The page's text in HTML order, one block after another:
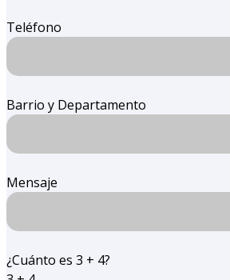
Teléfono
Barrio y Departamento
Mensaje
¿Cuánto es 3 + 4?